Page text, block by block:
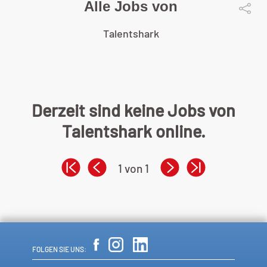
Alle Jobs von
Talentshark
Derzeit sind keine Jobs von
Talentshark online.
1 von 1
FOLGEN SIE UNS: